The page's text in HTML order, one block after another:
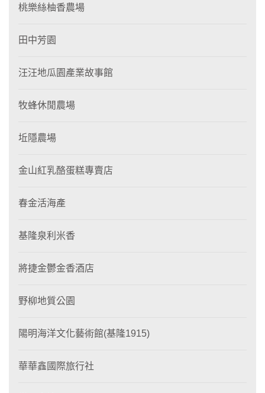
桃樂絲柚香農場
田中芳園
汪汪地瓜園產業故事館
牧蜂休閒農場
坵隱農場
金山紅乳酪蛋糕專賣店
春金活海產
基隆泉利米香
將捷金鬱金香酒店
野柳地質公園
陽明海洋文化藝術館(基隆1915)
華華鑫國際旅行社